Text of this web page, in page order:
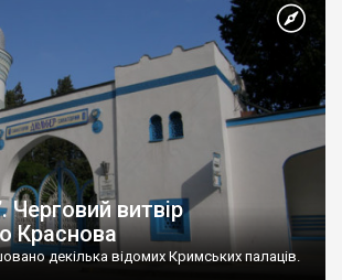
Черговий витвір
Краснова
декілька відомих Кримських палаців.